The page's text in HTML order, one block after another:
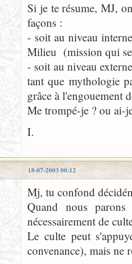
Si je te résume, MJ,
façons :
- soit au niveau
Milieu (mission qui
- soit au niveau
tant que mythologie
grâce à l'engouement
Me trompé-je ? ou ai-
I.
18-07-2003 00:12
Mj, tu confond
Quand nous
nécessairement de
Le culte peut
convenance), mais ne